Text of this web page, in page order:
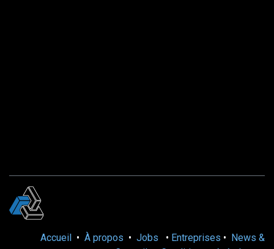
Accueil • À propos • Jobs • Entreprises • News &